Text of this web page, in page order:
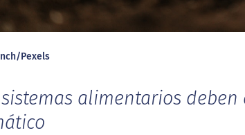
Pexels
sistemas alimentarios